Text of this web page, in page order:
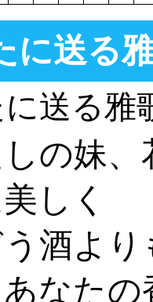
に送る
送る雅
の妹
しく
酒よ
なたの